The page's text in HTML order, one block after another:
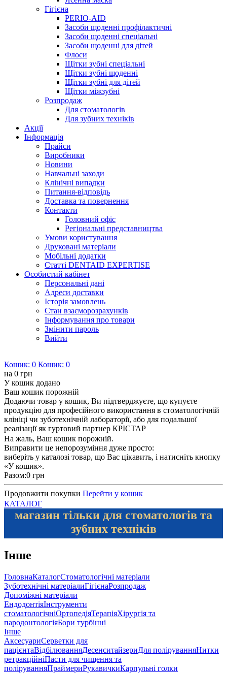
Гігієна
PERIO-AID
Засоби щоденні профілактичні
Засоби щоденні спеціальні
Засоби щоденні для дітей
Флоси
Щітки зубні спеціальні
Щітки зубні щоденні
Щітки зубні для дітей
Щітки міжзубні
Розпродаж
Для стоматологів
Для зубних техніків
Акції
Інформація
Прайси
Виробники
Новини
Навчальні заходи
Клінічні випадки
Питання-відповідь
Доставка та повернення
Контакти
Головний офіс
Регіональні представництва
Умови користування
Друковані матеріали
Мобільні додатки
Статті DENTAID EXPERTISE
Особистий кабінет
Персональні дані
Адреси доставки
Історія замовлень
Стан взаєморозрахунків
Інформування про товари
Змінити пароль
Вийти
Кошик: 0 Кошик: 0
на 0 грн
У кошик додано
Ваш кошик порожній
Додаючи товар у кошик, Ви підтверджуєте, що купуєте
продукцію для професійного використання в стоматологічній
клініці чи зуботехнічній лабораторії, або для подальшої
реалізації як гуртовий партнер КРІСТАР
На жаль, Ваш кошик порожній.
Виправити це непорозуміння дуже просто:
виберіть у каталозі товар, що Вас цікавить, і натисніть кнопку
«У кошик».
Разом:0 грн
Продовжити покупки Перейти у кошик
КАТАЛОГ
магазин тільки для стоматологів та
зубних техніків
Інше
ГоловнаКаталогСтоматологічні матеріали
Зуботехнічні матеріалиГігієнаРозпродаж
Допоміжні матеріали
ЕндодонтіяІнструменти
стоматологічніОртопедіяТерапіяХірургія та
пародонтологіяБори турбінні
Інше
АксесуариСерветки для
пацієнтаВідбілюванняДесенситайзериДля поліруванняНитки
ретракційніПасти для чищення та
поліруванняПраймериРукавичкиКарпульні голки